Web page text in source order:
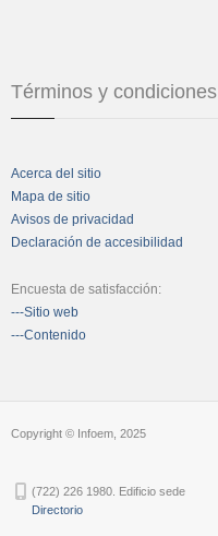
Términos y condiciones
Acerca del sitio
Mapa de sitio
Avisos de privacidad
Declaración de accesibilidad
Encuesta de satisfacción:
---Sitio web
---Contenido
Copyright © Infoem, 2025
(722) 226 1980. Edificio sede
Directorio